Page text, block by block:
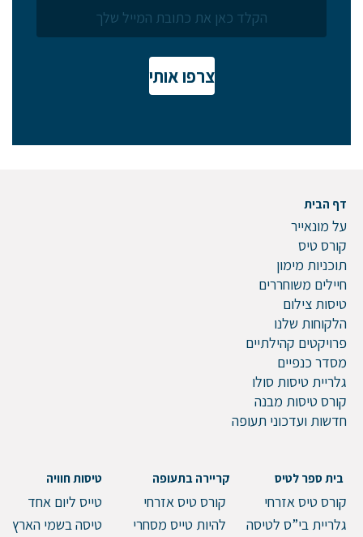
צרפו אותי
דף הבית
על מונאייר
קורס טיס
תוכניות מימון
חיילים משוחררים
טיסות צילום
הלקוחות שלנו
פרויקטים קהילתיים
מסדר כנפיים
גלריית טיסות סולו
קורס טיסות מבנה
חדשות ועדכוני תעופה
בית ספר לטיס
קורס טיס אזרחי
גלריית בי”ס לטיסה
קריירה בתעופה
קורס טיס אזרחי
להיות טייס מסחרי
טיסות חוויה
טייס ליום אחד
טיסה בשמי הארץ